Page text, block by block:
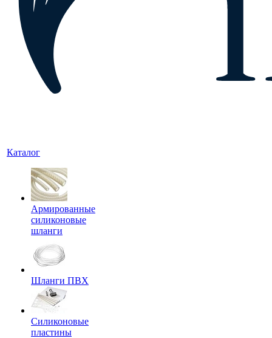
Каталог
Армированные
силиконовые
шланги
Шланги ПВХ
Силиконовые
пластины